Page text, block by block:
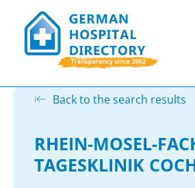
Back to the search results
RHEIN-MOSEL-
TAGESKLINIK